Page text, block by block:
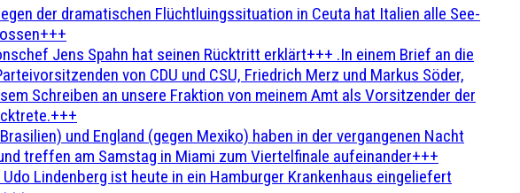
der dramatischen Flüchtluingssituation in Ceuta hat Italien alle See-
Jens Spahn hat seinen Rücktritt erklärt+++ .In einem Brief an die
von CDU und CSU, Friedrich Merz und Markus Söder,
Schreiben an unsere Fraktion von meinem Amt als Vorsitzender der
und England (gegen Mexiko) haben in der vergangenen Nacht
treffen am Samstag in Miami zum Viertelfinale aufeinander+++
Lindenberg ist heute in ein Hamburger Krankenhaus eingeliefert